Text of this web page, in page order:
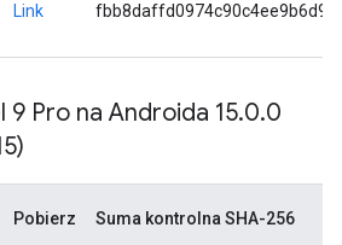
Link
9 Pro na Androida 15.0.0
Pobierz Suma kontrolna SHA-256